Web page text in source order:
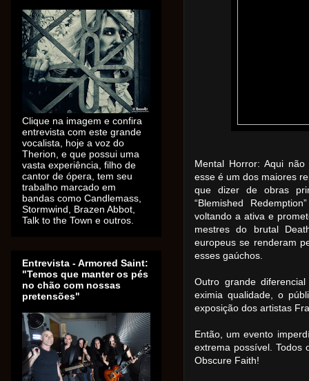
Mental Horror: Aqui
esse é um dos maiores
que dizer de obras
“Blemished
voltando a ativa e
mestres do brutal
europeus se renderam
esses gaúchos.
Outro grande
eximia qualidade, o
exposição dos artistas
Então, um evento
extrema possível. Todos
Obscure Faith!
Clique na imagem e confira
entrevista com este grande
vocalista, hoje a voz do
Therion, e que possui uma
vasta experiência, filho de
cantor de ópera, tem seu
trabalho marcado em
bandas como Candlemass,
Stormwind, Brazen Abbot,
Talk to the Town e outros.
Entrevista - Armored Saint:
"Temos que manter os pés
no chão com nossas
pretensões"